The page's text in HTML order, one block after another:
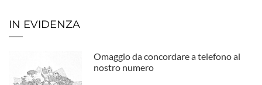
IN EVIDENZA
Omaggio da concordare a telefono al
nostro numero